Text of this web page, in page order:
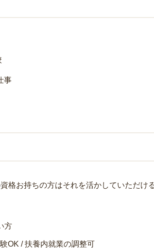
事
格お持ちの方はそれを活かしていただけ
方
OK / 扶養内就業の調整可